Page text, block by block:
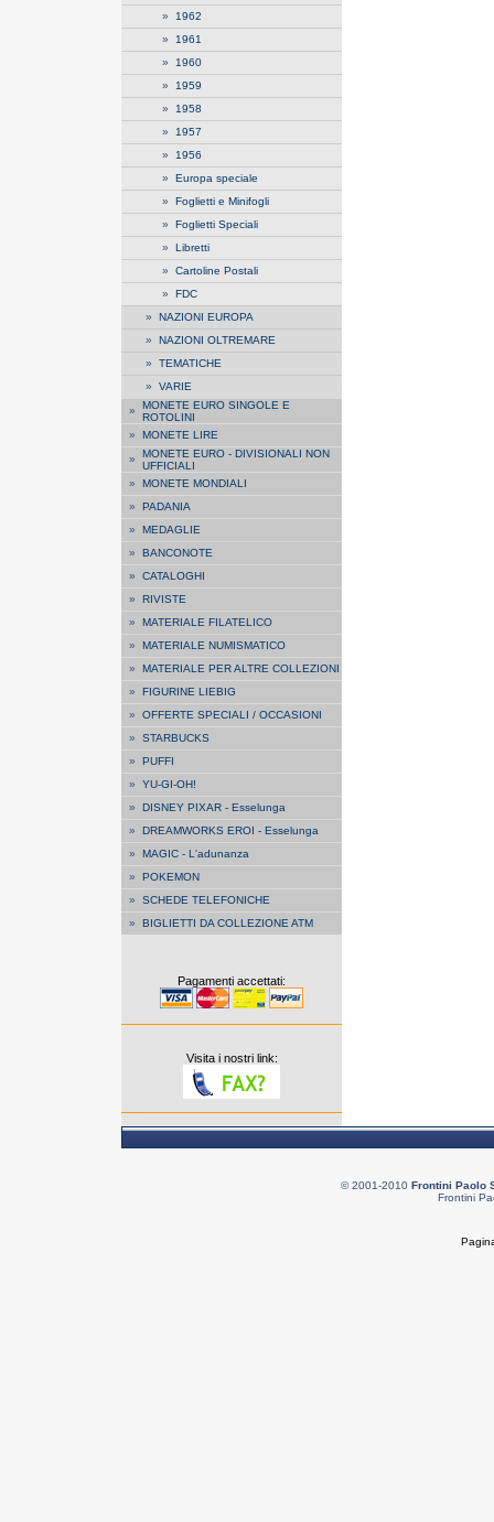
» 1962
» 1961
» 1960
» 1959
» 1958
» 1957
» 1956
» Europa speciale
» Foglietti e Minifogli
» Foglietti Speciali
» Libretti
» Cartoline Postali
» FDC
» NAZIONI EUROPA
» NAZIONI OLTREMARE
» TEMATICHE
» VARIE
» MONETE EURO SINGOLE E
ROTOLINI
» MONETE LIRE
» MONETE EURO - DIVISIONALI NON
UFFICIALI
» MONETE MONDIALI
» PADANIA
» MEDAGLIE
» BANCONOTE
» CATALOGHI
» RIVISTE
» MATERIALE FILATELICO
» MATERIALE NUMISMATICO
» MATERIALE PER ALTRE COLLEZIONI
» FIGURINE LIEBIG
» OFFERTE SPECIALI / OCCASIONI
» STARBUCKS
» PUFFI
» YU-GI-OH!
» DISNEY PIXAR - Esselunga
» DREAMWORKS EROI - Esselunga
» MAGIC - L'adunanza
» POKEMON
» SCHEDE TELEFONICHE
» BIGLIETTI DA COLLEZIONE ATM
Pagamenti accettati:
Visita i nostri link:
© 2001-2010 Frontini Paolo
Frontini